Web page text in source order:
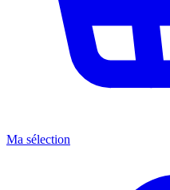
Ma sélection